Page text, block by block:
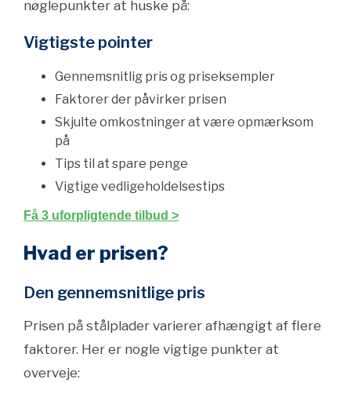
nøglepunkter at huske på:
Vigtigste pointer
Gennemsnitlig pris og priseksempler
Faktorer der påvirker prisen
Skjulte omkostninger at være opmærksom
på
Tips til at spare penge
Vigtige vedligeholdelsestips
Få 3 uforpligtende tilbud >
Hvad er prisen?
Den gennemsnitlige pris
Prisen på stålplader varierer afhængigt af flere
faktorer. Her er nogle vigtige punkter at
overveje: